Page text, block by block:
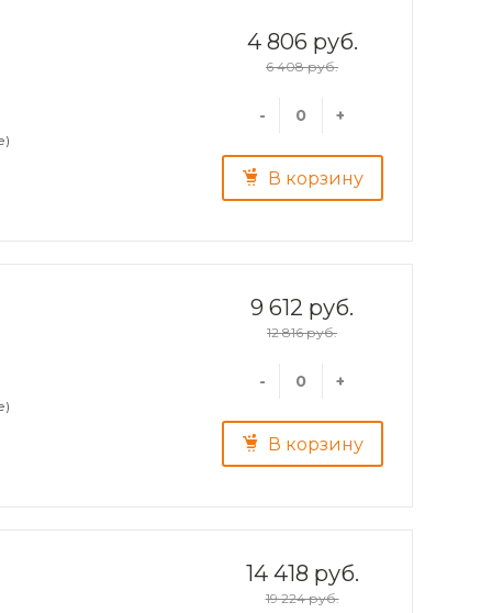
4 806 руб.
6 408 руб.
- +
В корзину
9 612 руб.
12 816 руб.
- +
В корзину
14 418 руб.
19 224 руб.